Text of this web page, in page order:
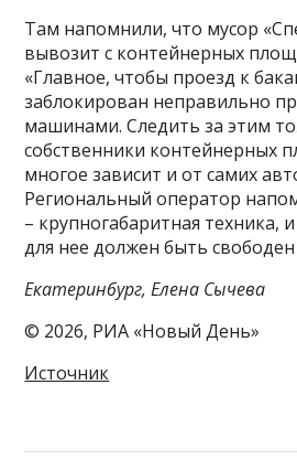
Там напомнили, что мусор
вывозит с контейнерных
«Главное, чтобы проезд к
заблокирован неправильно
машинами. Следить за этим
собственники контейнерных
многое зависит и от самих
Региональный оператор
– крупногабаритная техника,
для нее должен быть свободен
Екатеринбург, Елена Сычева
© 2026, РИА «Новый День»
Источник